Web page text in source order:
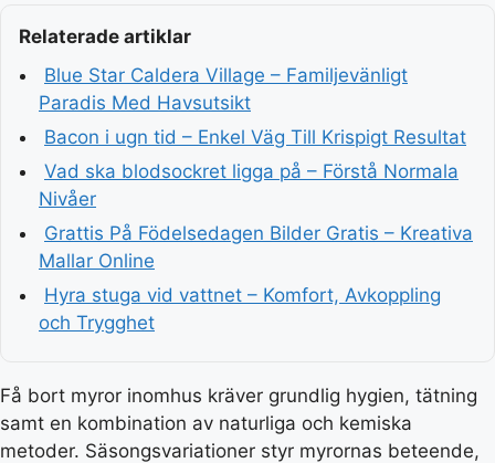
Relaterade artiklar
Blue Star Caldera Village – Familjevänligt
Paradis Med Havsutsikt
Bacon i ugn tid – Enkel Väg Till Krispigt Resultat
Vad ska blodsockret ligga på – Förstå Normala
Nivåer
Grattis På Födelsedagen Bilder Gratis – Kreativa
Mallar Online
Hyra stuga vid vattnet – Komfort, Avkoppling
och Trygghet
Få bort myror inomhus kräver grundlig hygien, tätning
samt en kombination av naturliga och kemiska
metoder. Säsongsvariationer styr myrornas beteende,